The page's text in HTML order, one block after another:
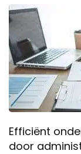
Efficiënt
door